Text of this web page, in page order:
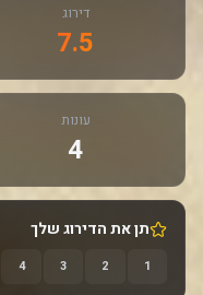
דירוג
7.5
עונות
4
תן את הדירוג שלך
1
2
3
4